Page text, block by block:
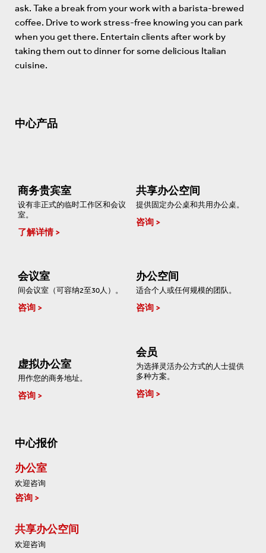
ask. Take a break from your work with a barista-brewed
coffee. Drive to work stress-free knowing you can park
when you get there. Entertain clients after work by
taking them out to dinner for some delicious Italian
cuisine.
中心产品
商务贵宾室
设有非正式的临时工作区和会议
室。
了解详情
共享办公空间
提供固定办公桌和共用办公桌。
咨询
会议室
间会议室（可容纳2至30人）。
咨询
办公空间
适合个人或任何规模的团队。
咨询
虚拟办公室
用作您的商务地址。
咨询
会员
为选择灵活办公方式的人士提供
多种方案。
咨询
中心报价
办公室
欢迎咨询
咨询
共享办公空间
欢迎咨询